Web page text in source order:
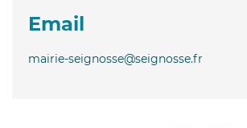
Email
mairie-seignosse@seignosse.fr